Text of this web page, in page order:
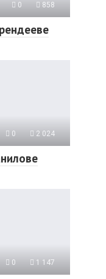
0 858
0 2 024
0 1 147